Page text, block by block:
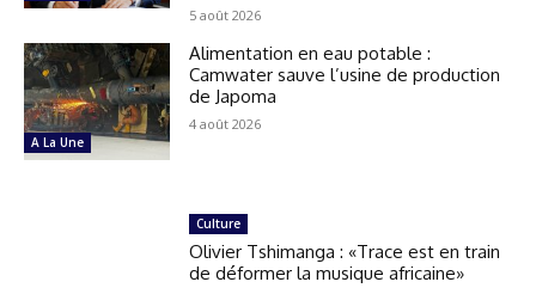
5 août 2026
A La Une
Alimentation en eau potable :
Camwater sauve l’usine de production
de Japoma
4 août 2026
Culture
Olivier Tshimanga : «Trace est en train
de déformer la musique africaine»